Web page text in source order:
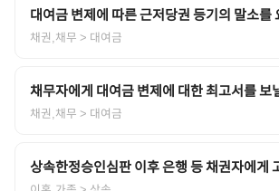
대여금 변제에 따른 근저당권 등기의 말소를
채권,채무 > 대여금
채무자에게 대여금 변제에 대한 최고서를 보
채권,채무 > 대여금
상속한정승인심판 이후 은행 등 채권자에게